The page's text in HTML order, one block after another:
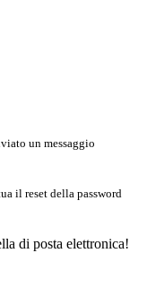
un messaggio
il reset della password
di posta elettronica!